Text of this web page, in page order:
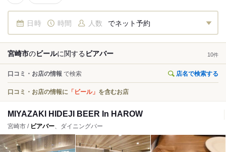
日時 時間 人数 でネット予約
宮崎市のビールに関するビアバー 10件
口コミ・お店の情報 で検索 店名で検索する
口コミ・お店の情報に 「ビール」 を含むお店
MIYAZAKI HIDEJI BEER In HAROW
宮崎市 / ビアバー、ダイニングバー